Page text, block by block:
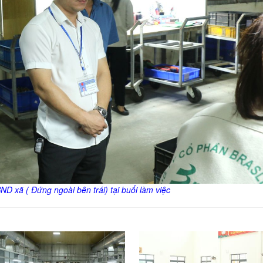
xã ( Đứng ngoài bên trái) tại buổi làm việc